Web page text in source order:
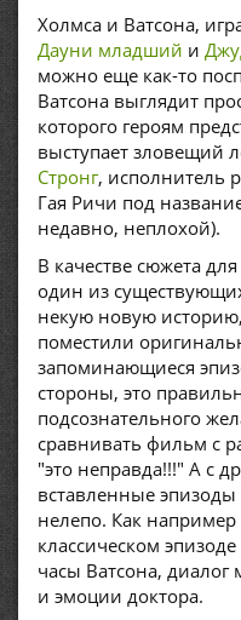
Холмса и Ватсона,
Дауни младший и
можно еще как-то
Ватсона выглядит
которого героям
выступает зловещий
Стронг, исполнитель
Гая Ричи под
недавно, неплохой).
В качестве сюжета
один из
некую новую
поместили
запоминающиеся
стороны, это
подсознательного
сравнивать фильм с
"это неправда!!!" А с
вставленные эпизоды
нелепо. Как
классическом
часы Ватсона, диалог
и эмоции доктора.